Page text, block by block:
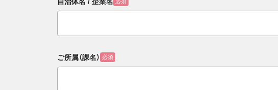
ご所属（課名） 必須